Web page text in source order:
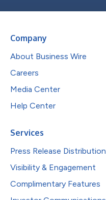
Company
About Business Wire
Careers
Media Center
Help Center
Services
Press Release Distribution
Visibility & Engagement
Complimentary Features